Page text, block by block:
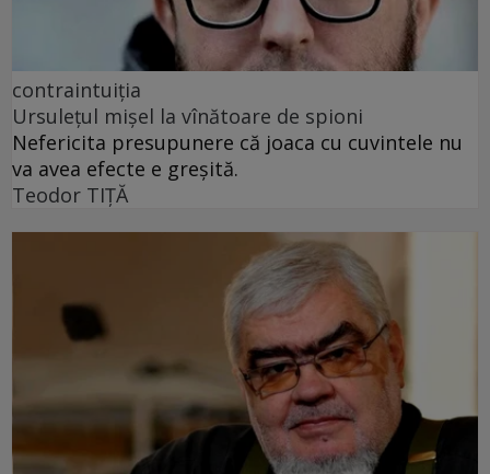
contraintuiția
Ursulețul mișel la vînătoare de spioni
Nefericita presupunere că joaca cu cuvintele nu
va avea efecte e greșită.
Teodor TIŢĂ